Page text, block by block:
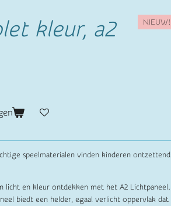
kleur, a2 NIEUW!
speelmaterialen vinden kinderen ontzettend
licht en kleur ontdekken met het A2 Lichtpaneel.
biedt een helder, egaal verlicht oppervlak dat